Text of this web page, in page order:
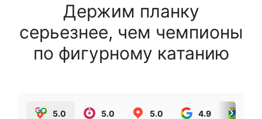
Держим планку
серьезнее, чем чемпионы
по фигурному катанию
5.0 5.0 5.0 4.9